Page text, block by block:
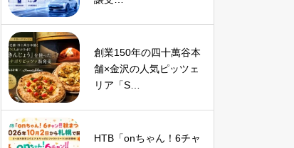
創業150年の四十萬谷本
舗×金沢の人気ピッツェ
リア「S…
HTB「onちゃん！6チャ